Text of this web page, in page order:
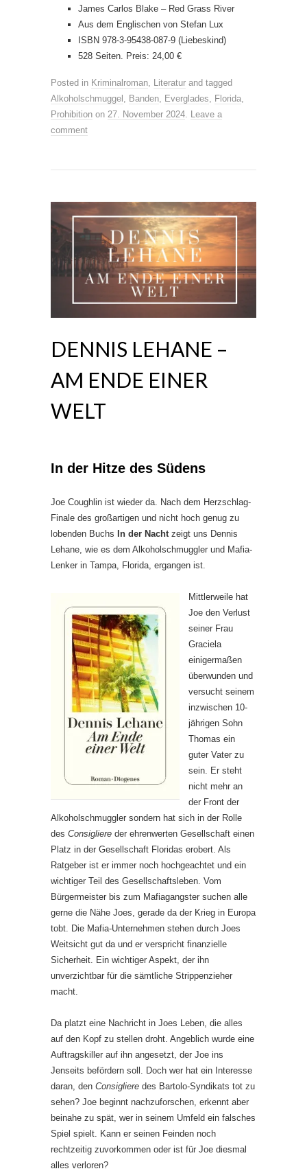
James Carlos Blake – Red Grass River
Aus dem Englischen von Stefan Lux
ISBN 978-3-95438-087-9 (Liebeskind)
528 Seiten. Preis: 24,00 €
Posted in Kriminalroman Literatur and tagged
Alkoholschmuggel
Banden Everglades Florida
Prohibition on 27. November 2024
Leave a
comment
DENNIS LEHANE –
AM ENDE EINER
WELT
In der Hitze des Südens
Joe Coughlin ist wieder da. Nach dem Herzschlag-
Finale des großartigen und nicht hoch genug zu
lobenden Buchs In der Nacht zeigt uns Dennis
Lehane, wie es dem Alkoholschmuggler und Mafia-
Lenker in Tampa, Florida, ergangen ist.
Mittlerweile hat
Joe den Verlust
seiner Frau
Graciela
einigermaßen
überwunden und
versucht seinem
inzwischen 10-
jährigen Sohn
Thomas ein
guter Vater zu
sein. Er steht
nicht mehr an
der Front der
Alkoholschmuggler sondern hat sich in der Rolle
des Consigliere der ehrenwerten Gesellschaft einen
Platz in der Gesellschaft Floridas erobert. Als
Ratgeber ist er immer noch hochgeachtet und ein
wichtiger Teil des Gesellschaftsleben. Vom
Bürgermeister bis zum Mafiagangster suchen alle
gerne die Nähe Joes, gerade da der Krieg in Europa
tobt. Die Mafia-Unternehmen stehen durch Joes
Weitsicht gut da und er verspricht finanzielle
Sicherheit. Ein wichtiger Aspekt, der ihn
unverzichtbar für die sämtliche Strippenzieher
macht.
Da platzt eine Nachricht in Joes Leben, die alles
auf den Kopf zu stellen droht. Angeblich wurde eine
Auftragskiller auf ihn angesetzt, der Joe ins
Jenseits befördern soll. Doch wer hat ein Interesse
daran, den Consigliere des Bartolo-Syndikats tot zu
sehen? Joe beginnt nachzuforschen, erkennt aber
beinahe zu spät, wer in seinem Umfeld ein falsches
Spiel spielt. Kann er seinen Feinden noch
rechtzeitig zuvorkommen oder ist für Joe diesmal
alles verloren?